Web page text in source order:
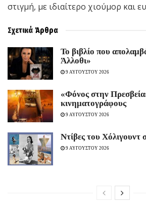
στιγμή, με ιδιαίτερο χιούμορ και
Σχετικά Άρθρα
Το βιβλίο που
Άλλοθι»
9 ΑΥΓΟΥΣΤΟΥ 2026
«Φόνος στην
κινηματογράφους
9 ΑΥΓΟΥΣΤΟΥ 2026
Ντίβες του Χόλιγουντ
9 ΑΥΓΟΥΣΤΟΥ 2026